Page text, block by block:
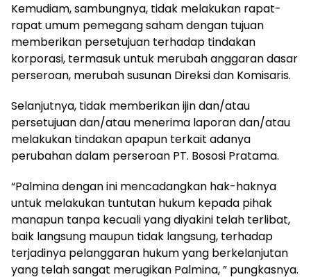
Kemudiam, sambungnya, tidak melakukan rapat-
rapat umum pemegang saham dengan tujuan
memberikan persetujuan terhadap tindakan
korporasi, termasuk untuk merubah anggaran dasar
perseroan, merubah susunan Direksi dan Komisaris.
Selanjutnya, tidak memberikan ijin dan/atau
persetujuan dan/atau menerima laporan dan/atau
melakukan tindakan apapun terkait adanya
perubahan dalam perseroan PT. Bososi Pratama.
“Palmina dengan ini mencadangkan hak-haknya
untuk melakukan tuntutan hukum kepada pihak
manapun tanpa kecuali yang diyakini telah terlibat,
baik langsung maupun tidak langsung, terhadap
terjadinya pelanggaran hukum yang berkelanjutan
yang telah sangat merugikan Palmina, ” pungkasnya.